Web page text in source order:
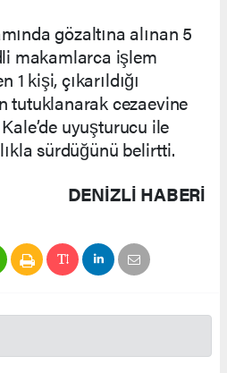
gözaltına alınan 5
makamlarca işlem
1 kişi, çıkarıldığı
tutuklanarak cezaevine
uyuşturucu ile
sürdüğünü belirtti.
DENIZLI HABERİ